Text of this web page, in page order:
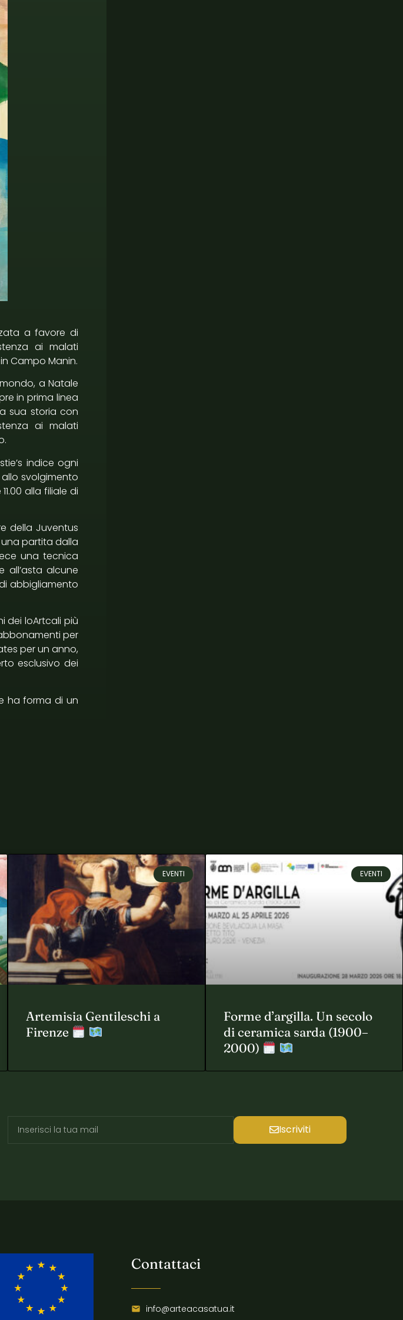
a favore di
ai malati
Campo Manin.
a Natale
in prima linea
sua storia con
ai malati
indice ogni
svolgimento
alla filiale di
della Juventus
partita dalla
una tecnica
all’asta alcune
abbigliamento
dei loArtcali più
per
per un anno,
esclusivo dei
ha forma di un
EVENTI
Artemisia Gentileschi a
Firenze
EVENTI
Forme d’argilla. Un secolo
di ceramica sarda (1900–
2000)
Iscriviti
Contattaci
info@arteacasatua.it